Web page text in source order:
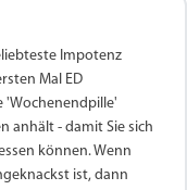
Impotenz
Mal ED
'Wochenendpille'
anhält - damit Sie sich
können. Wenn
ist, dann